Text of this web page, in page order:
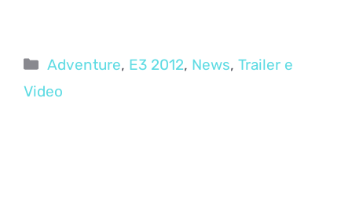
Categorie
Adventure, E3 2012, News,Trailer e
Video